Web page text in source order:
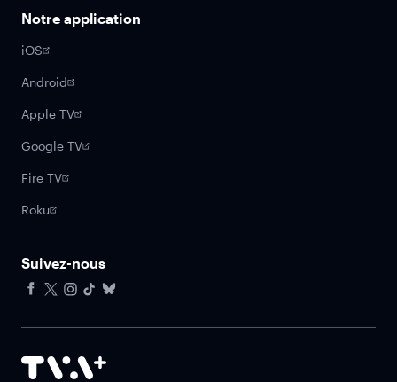
Notre application
iOS
Android
Apple TV
Google TV
Fire TV
Roku
Suivez-nous